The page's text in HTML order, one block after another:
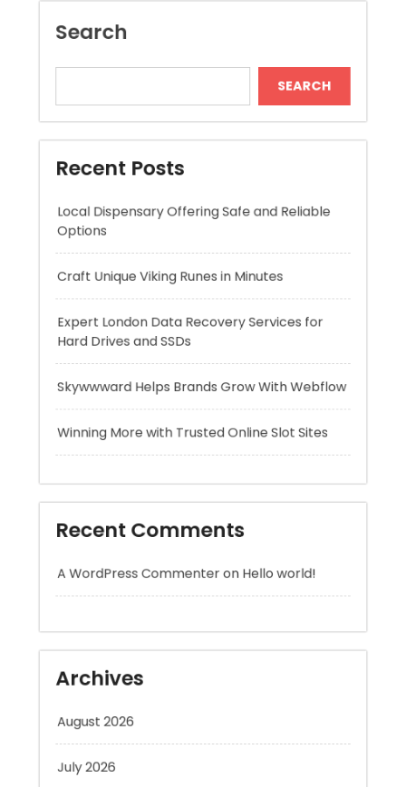
Local Dispensary Offering Safe and Reliable
Options
Craft Unique Viking Runes in Minutes
Expert London Data Recovery Services for
Hard Drives and SSDs
Winning More with Trusted Online Slot Sites
Recent Comments
A WordPress CommenteronHello world!
Archives
August 2026
July 2026
June 2026